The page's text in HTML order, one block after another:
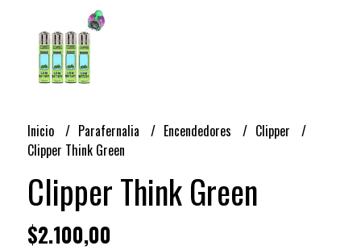
Inicio Parafernalia Encendedores
Clipper
Clipper Think Green
Clipper Think Green
$2.100,00